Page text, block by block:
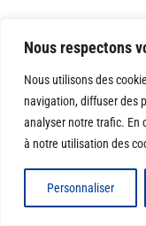
Nous respectons
Nous utilisons des
navigation, diffuser des
analyser notre trafic. En
à notre utilisation des
Personnaliser